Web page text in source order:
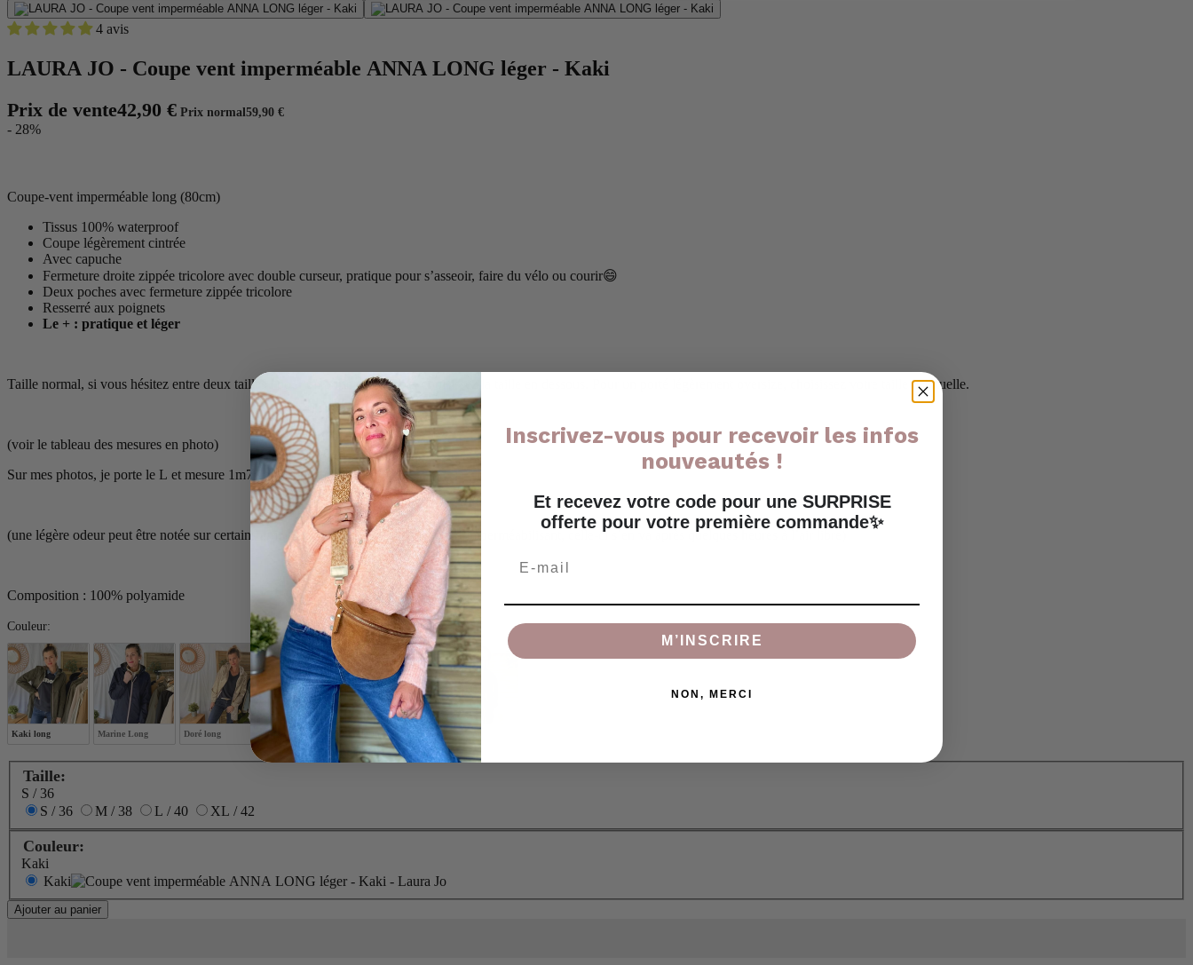
4 avis
LAURA JO - Coupe vent imperméable ANNA LONG léger - Kaki
Prix de vente42,90 € Prix normal 59,90 €
- 28%
Coupe-vent imperméable long (80cm)
Tissus 100% waterproof
Coupe légèrement cintrée
Avec capuche
Fermeture droite zippée tricolore avec double curseur, pratique pour s’asseoir, faire du vélo ou courir😄
Deux poches avec fermeture zippée tricolore
Resserré aux poignets
Le + : pratique et léger
Taille normal, si vous hésitez entre deux tailles : pour un porté plus ajusté, choisissez la taille en dessous. Pour un porté légèrement oversize, choisissez votre taille habituelle.
(voir le tableau des mesures en photo)
Sur mes photos, je porte le L et mesure 1m75 pour une taille 40 en haut
(une légère odeur peut être notée sur certains articles, pas de panique, il s’agit de l’imperméabilisant, celle-ci s’en va après quelques heures à l’air libre)
Composition : 100% polyamide
Couleur:
Kaki long Marine Long Doré long Doré court Marine court Kaki court
Taille:
S / 36
S / 36
M / 38 L / 40 XL / 42
Couleur:
Kaki
Kaki
Ajouter au panier
Inscrivez-vous pour recevoir les infos
nouveautés !
Et recevez votre code pour une SURPRISE
offerte pour votre première commande✨
M’INSCRIRE
NON, MERCI